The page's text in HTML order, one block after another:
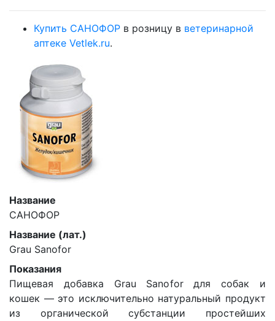
Купить САНОФОР в розницу в ветеринарной
аптеке Vetlek.ru.
Название
САНОФОР
Название (лат.)
Grau Sanofor
Показания
Пищевая добавка Grau Sanofor для собак и
кошек — это исключительно натуральный продукт
из органической субстанции простейших